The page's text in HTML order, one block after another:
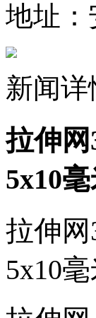
地址：
新闻详
拉伸
5x10
拉伸
5x10